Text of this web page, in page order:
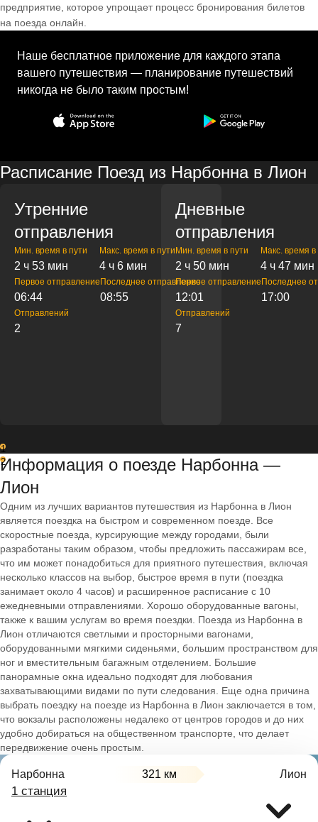
предприятие, которое упрощает процесс бронирования билетов
на поезда онлайн.
Наше бесплатное приложение для каждого этапа
вашего путешествия — планирование путешествий
никогда не было таким простым!
Расписание Поезд из Нарбонна в Лион
Утренние
отправления
Мин. время в пути
2 ч 53 мин
Макс. время в пути
4 ч 6 мин
Первое отправление
06:44
Последнее отправление
08:55
Отправлений
2
Дневные
отправления
Мин. время в пути
2 ч 50 мин
Макс. время в
4 ч 47 мин
Первое отправление
12:01
Последнее
17:00
Отправлений
7
1
2
Информация о поезде Нарбонна —
Лион
Одним из лучших вариантов путешествия из Нарбонна в Лион
является поездка на быстром и современном поезде. Все
скоростные поезда, курсирующие между городами, были
разработаны таким образом, чтобы предложить пассажирам все,
что им может понадобиться для приятного путешествия, включая
несколько классов на выбор, быстрое время в пути (поездка
занимает около 4 часов) и расширенное расписание с 10
ежедневными отправлениями. Хорошо оборудованные вагоны,
также к вашим услугам во время поездки. Поезда из Нарбонна в
Лион отличаются светлыми и просторными вагонами,
оборудованными мягкими сиденьями, большим пространством для
ног и вместительным багажным отделением. Большие
панорамные окна идеально подходят для любования
захватывающими видами по пути следования. Еще одна причина
выбрать поездку на поезде из Нарбонна в Лион заключается в том,
что вокзалы расположены недалеко от центров городов и до них
удобно добираться на общественном транспорте, что делает
передвижение очень простым.
Нарбонна 321 км Лион
1 станция